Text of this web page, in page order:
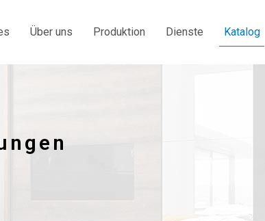
Über uns Produktion Dienste Katalog